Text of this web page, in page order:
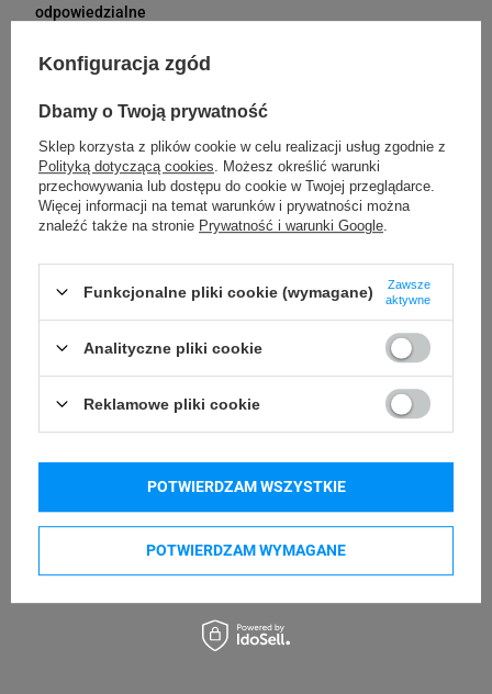
odpowiedzialne
Kompatybilne urządzenia
Drukarki GoDEX Drukarki Zebra
oraz do innych drukarek termotransferowych
Kupowane razem
Konfiguracja zgód
Dbamy o Twoją prywatność
Sklep korzysta z plików cookie w celu realizacji usług zgodnie z
Polityką dotyczącą cookies . Możesz określić warunki
przechowywania lub dostępu do cookie w Twojej przeglądarce.
Więcej informacji na temat warunków i prywatności można
znaleźć także na stronie Prywatność i warunki Google
Funkcjonalne pliki cookie (wymagane)
Zawsze
aktywne
Analityczne pliki cookie
Reklamowe pliki cookie
POTWIERDZAM WYMAGANE
POTWIERDZAM WSZYSTKIE